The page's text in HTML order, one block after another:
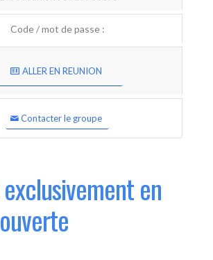
Code / mot de passe :
ALLER EN REUNION
Contacter le groupe
en